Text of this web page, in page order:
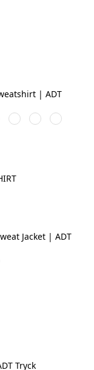
Oxford
Grey
Light
Royal
Light
Orange